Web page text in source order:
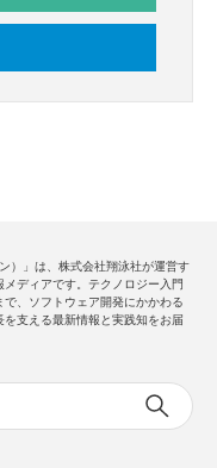
）」は、株式会社翔泳社が運営す
ディアです。テクノロジー入門
、ソフトウェア開発にかかわる
支える最新情報と実践知をお届